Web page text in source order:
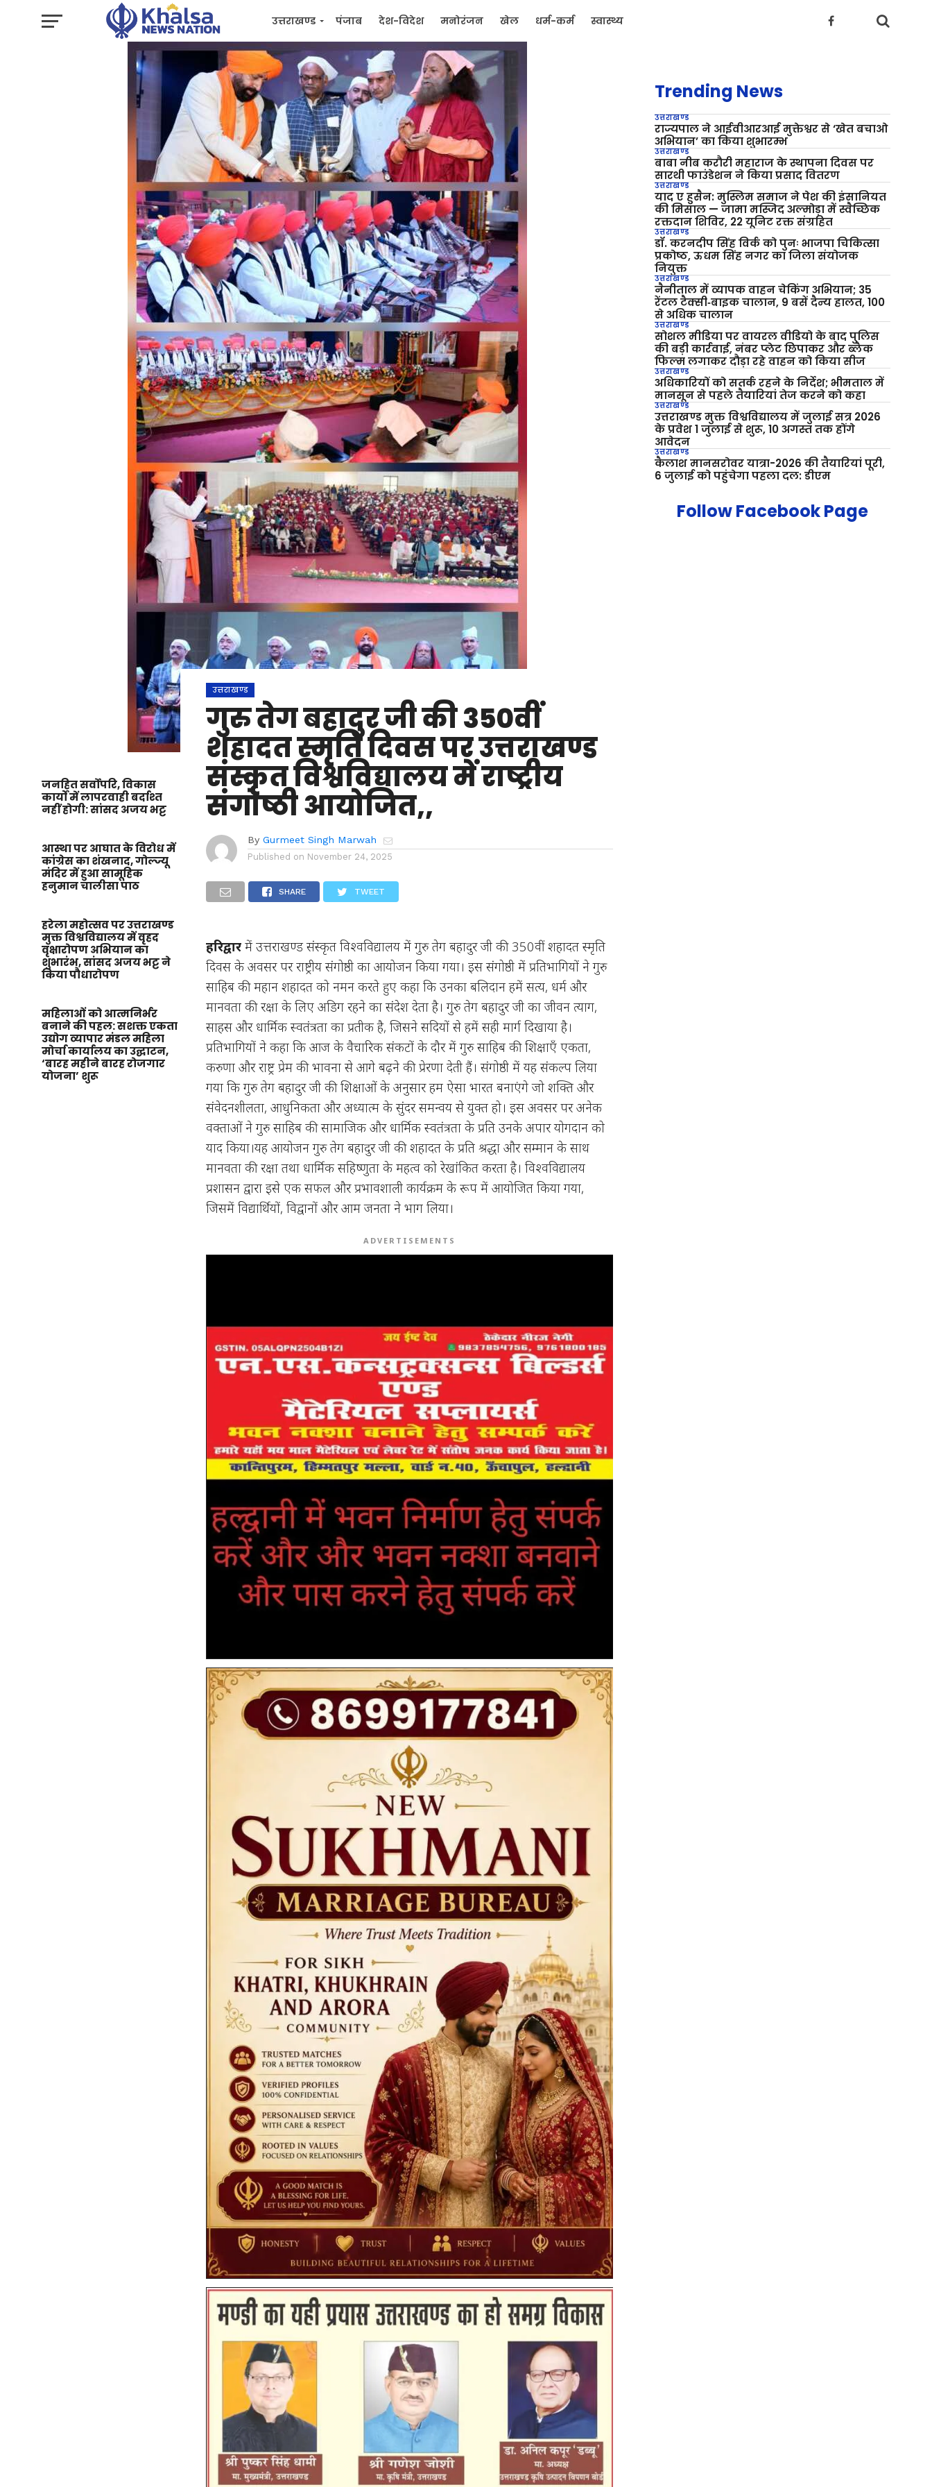
उत्तराखण्ड पंजाब देश-विदेश मनोरंजन खेल धर्म-कर्म स्वास्थ्य
प्रशासनिक जन मुद्दे
जनहित सर्वोपरि, विकास
कार्यों में लापरवाही बर्दाश्त
नहीं होगी: सांसद अजय भट्ट
आस्था पर आघात के विरोध में
कांग्रेस का शंखनाद, गोल्ज्यू
मंदिर में हुआ सामूहिक
हनुमान चालीसा पाठ
हरेला महोत्सव पर उत्तराखण्ड
मुक्त विश्वविद्यालय में वृहद
वृक्षारोपण अभियान का
शुभारंभ, सांसद अजय भट्ट ने
किया पौधारोपण
महिलाओं को आत्मनिर्भर
बनाने की पहल: सशक्त एकता
उद्योग व्यापार मंडल महिला
मोर्चा कार्यालय का उद्घाटन,
‘बारह महीने बारह रोजगार
योजना’ शुरू
उत्तराखण्ड
गुरु तेग बहादुर जी की 350वीं
शहादत स्मृति दिवस पर उत्तराखण्ड
संस्कृत विश्वविद्यालय में राष्ट्रीय
संगोष्ठी आयोजित,,
By Gurmeet Singh Marwah
Published on November 24, 2025
SHARE TWEET
हरिद्वार में उत्तराखण्ड संस्कृत विश्वविद्यालय में गुरु तेग बहादुर जी की 350वीं शहादत स्मृति
दिवस के अवसर पर राष्ट्रीय संगोष्ठी का आयोजन किया गया। इस संगोष्ठी में प्रतिभागियों ने गुरु
साहिब की महान शहादत को नमन करते हुए कहा कि उनका बलिदान हमें सत्य, धर्म और
मानवता की रक्षा के लिए अडिग रहने का संदेश देता है। गुरु तेग बहादुर जी का जीवन त्याग,
साहस और धार्मिक स्वतंत्रता का प्रतीक है, जिसने सदियों से हमें सही मार्ग दिखाया है।
प्रतिभागियों ने कहा कि आज के वैचारिक संकटों के दौर में गुरु साहिब की शिक्षाएँ एकता,
करुणा और राष्ट्र प्रेम की भावना से आगे बढ़ने की प्रेरणा देती हैं। संगोष्ठी में यह संकल्प लिया
गया कि गुरु तेग बहादुर जी की शिक्षाओं के अनुसार हम ऐसा भारत बनाएंगे जो शक्ति और
संवेदनशीलता, आधुनिकता और अध्यात्म के सुंदर समन्वय से युक्त हो। इस अवसर पर अनेक
वक्ताओं ने गुरु साहिब की सामाजिक और धार्मिक स्वतंत्रता के प्रति उनके अपार योगदान को
याद किया।यह आयोजन गुरु तेग बहादुर जी की शहादत के प्रति श्रद्धा और सम्मान के साथ
मानवता की रक्षा तथा धार्मिक सहिष्णुता के महत्व को रेखांकित करता है। विश्वविद्यालय
प्रशासन द्वारा इसे एक सफल और प्रभावशाली कार्यक्रम के रूप में आयोजित किया गया,
जिसमें विद्यार्थियों, विद्वानों और आम जनता ने भाग लिया।
ADVERTISEMENTS
Trending News
उत्तराखण्ड
राज्यपाल ने आईवीआरआई मुक्तेश्वर से ‘खेत बचाओ
अभियान’ का किया शुभारम्भ
उत्तराखण्ड
बाबा नीब करौरी महाराज के स्थापना दिवस पर
सारथी फाउंडेशन ने किया प्रसाद वितरण
उत्तराखण्ड
याद ए हुसैन: मुस्लिम समाज ने पेश की इंसानियत
की मिसाल — जामा मस्जिद अल्मोड़ा में स्वैच्छिक
रक्तदान शिविर, 22 यूनिट रक्त संग्रहित
उत्तराखण्ड
डॉ. करनदीप सिंह विर्क को पुनः भाजपा चिकित्सा
प्रकोष्ठ, ऊधम सिंह नगर का जिला संयोजक
नियुक्त
उत्तराखण्ड
नैनीताल में व्यापक वाहन चेकिंग अभियान; 35
रेंटल टैक्सी‑बाइक चालान, 9 बसें दैन्य हालत, 100
से अधिक चालान
उत्तराखण्ड
सोशल मीडिया पर वायरल वीडियो के बाद पुलिस
की बड़ी कार्रवाई, नंबर प्लेट छिपाकर और ब्लैक
फिल्म लगाकर दौड़ा रहे वाहन को किया सीज
उत्तराखण्ड
अधिकारियों को सतर्क रहने के निर्देश; भीमताल में
मानसून से पहले तैयारियां तेज करने को कहा
उत्तराखण्ड
उत्तराखण्ड मुक्त विश्वविद्यालय में जुलाई सत्र 2026
के प्रवेश 1 जुलाई से शुरू, 10 अगस्त तक होंगे
आवेदन
उत्तराखण्ड
कैलाश मानसरोवर यात्रा-2026 की तैयारियां पूरी,
6 जुलाई को पहुंचेगा पहला दल: डीएम
Follow Facebook Page